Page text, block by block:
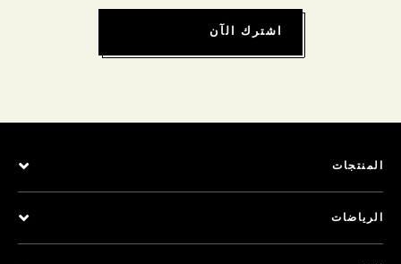
اشترك الآن
المنتجات
الرياضات